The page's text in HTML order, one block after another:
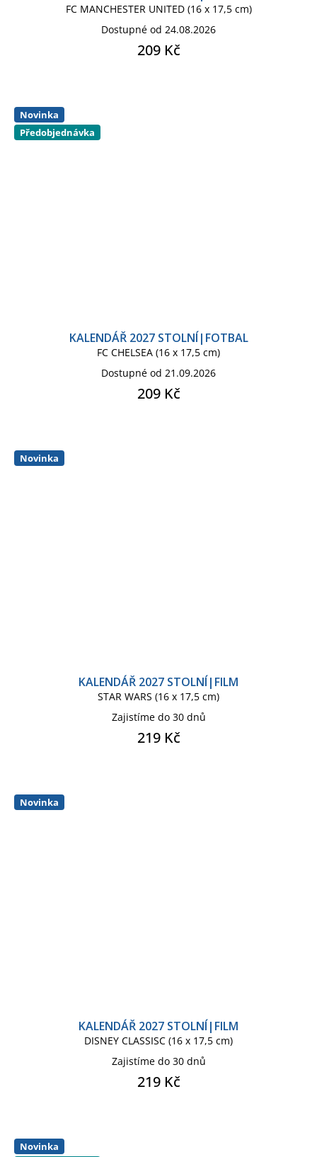
FC MANCHESTER UNITED (16 x 17,5 cm)
Dostupné od 24.08.2026
209 Kč
Novinka
Předobjednávka
KALENDÁŘ 2027 STOLNÍ|FOTBAL
FC CHELSEA (16 x 17,5 cm)
Dostupné od 21.09.2026
209 Kč
Novinka
KALENDÁŘ 2027 STOLNÍ|FILM
STAR WARS (16 x 17,5 cm)
Zajistíme do 30 dnů
219 Kč
Novinka
KALENDÁŘ 2027 STOLNÍ|FILM
DISNEY CLASSISC (16 x 17,5 cm)
Zajistíme do 30 dnů
219 Kč
Novinka